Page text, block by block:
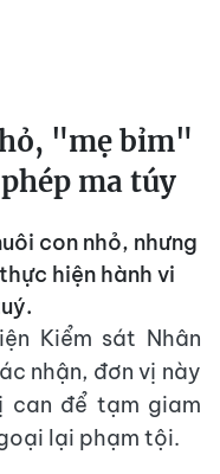
"mẹ bỉm"
ma túy
con nhỏ, nhưng
hiện hành vi
Kiểm sát Nhân
nhận, đơn vị này
can để tạm giam
lại phạm tội.